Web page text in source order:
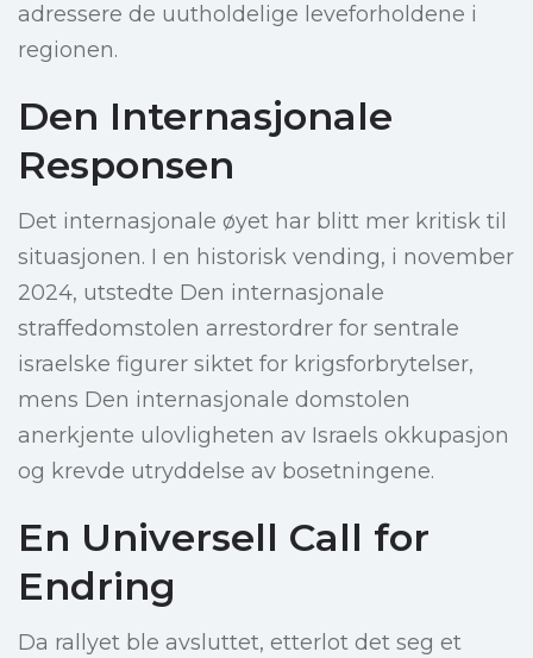
adressere de uutholdelige leveforholdene i
regionen.
Den Internasjonale
Responsen
Det internasjonale øyet har blitt mer kritisk til
situasjonen. I en historisk vending, i november
2024, utstedte Den internasjonale
straffedomstolen arrestordrer for sentrale
israelske figurer siktet for krigsforbrytelser,
mens Den internasjonale domstolen
anerkjente ulovligheten av Israels okkupasjon
og krevde utryddelse av bosetningene.
En Universell Call for
Endring
Da rallyet ble avsluttet, etterlot det seg et